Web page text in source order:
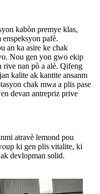
kabòn premye klas,
pafè.
an ka asire ke chak
Nou gen yon gwo ekip
rive nan pò a alè. Qifeng
kalite ak kantite ansanm
chak mwa a plis pase
devan antrepriz prive
atravè lemond pou
ki gen plis vitalite, ki
devlopman solid.